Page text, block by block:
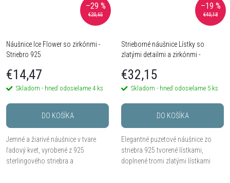
€20,65
–29 %
Náušnice Ice Flower so zirkónmi -
Striebro 925
€14,47
Skladom - hneď odosielame 4 ks
DO KOŠÍKA
Jemné a žiarivé náušnice v tvare
ľadový kvet, vyrobené z 925
sterlingového striebra a
€40,18
–19 %
Strieborné náušnice Lístky so
zlatými detailmi a zirkónmi -
€32,15
Skladom - hneď odosielame 5 ks
DO KOŠÍKA
Elegantné puzetové náušnice zo
striebra 925 tvorené lístkami,
doplnené tromi zlatými lístkami